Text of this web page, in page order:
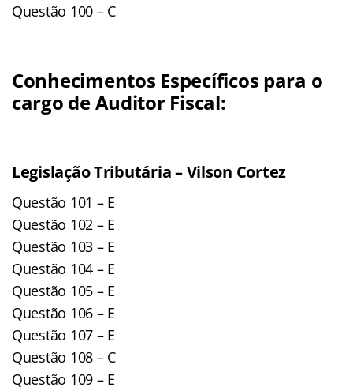
Questão 100 – C
Conhecimentos Específicos para o
cargo de Auditor Fiscal:
Legislação Tributária – Vilson Cortez
Questão 101 – E
Questão 102 – E
Questão 103 – E
Questão 104 – E
Questão 105 – E
Questão 106 – E
Questão 107 – E
Questão 108 – C
Questão 109 – E